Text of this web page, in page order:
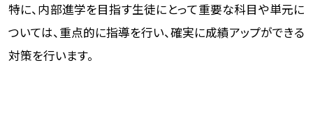
特に、内部進学を目指す生徒にとって重要な科目や単元に
ついては、重点的に指導を行い、確実に成績アップができる
対策を行います。